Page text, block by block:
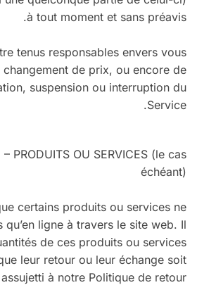
à tout moment et sans préavis.
tenus responsables envers vous
de prix, ou encore de
suspension ou interruption du
Service.
– PRODUITS OU SERVICES (le cas
échéant)
certains produits ou services ne
qu’en ligne à travers le site web. Il
de ces produits ou services
leur retour ou leur échange soit
à notre Politique de retour.